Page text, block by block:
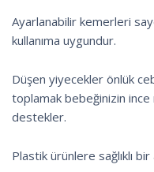
Ayarlanabilir kemerleri
kullanıma uygundur.
Düşen yiyecekler önlük
toplamak bebeğinizin
destekler.
Plastik ürünlere sağlıklı